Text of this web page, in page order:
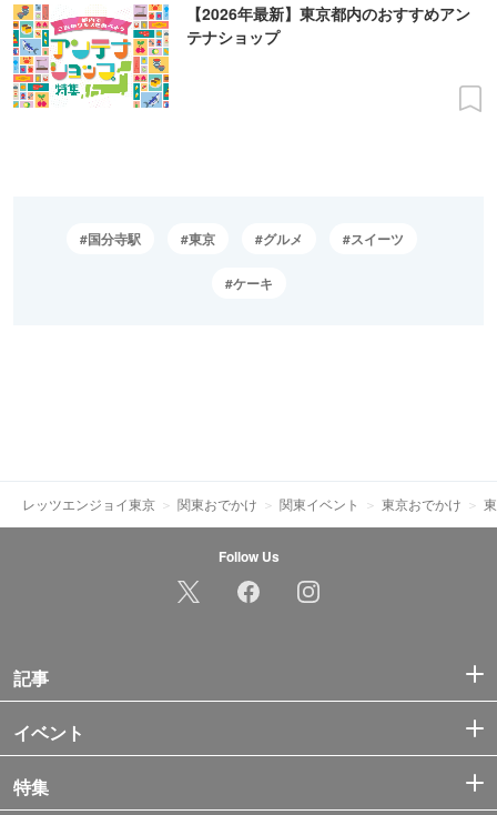
【2026年最新】東京都内のおすすめアン
テナショップ
国分寺駅 東京 グルメ スイーツ
ケーキ
レッツエンジョイ東京 関東おでかけ 関東イベント 東京おでかけ
Follow Us
記事
イベント
特集